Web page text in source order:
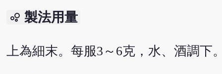
bubble_chart 製法用量
上為細末。每服3～6克，水、酒調下